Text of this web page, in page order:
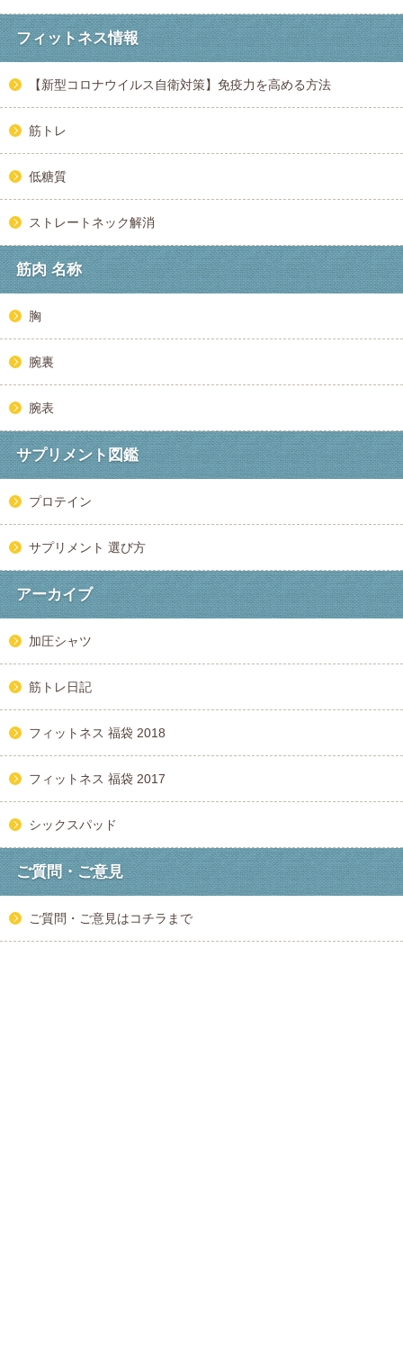
フィットネス情報
【新型コロナウイルス自衛対策】免疫力を高める方法
筋トレ
低糖質
ストレートネック解消
筋肉 名称
胸
腕裏
腕表
サプリメント図鑑
プロテイン
サプリメント 選び方
アーカイブ
加圧シャツ
筋トレ日記
フィットネス 福袋 2018
フィットネス 福袋 2017
シックスパッド
ご質問・ご意見
ご質問・ご意見はコチラまで